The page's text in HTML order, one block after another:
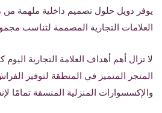
يوفر دويل حلول تصميم داخلية ملهمة
العلامات التجارية المصممة لتناسب
لا تزال أهم أهداف العلامة التجارية
المتجر المتميز في المنطقة لتوفير
والإكسسوارات المنزلية المنسقة تمامًا